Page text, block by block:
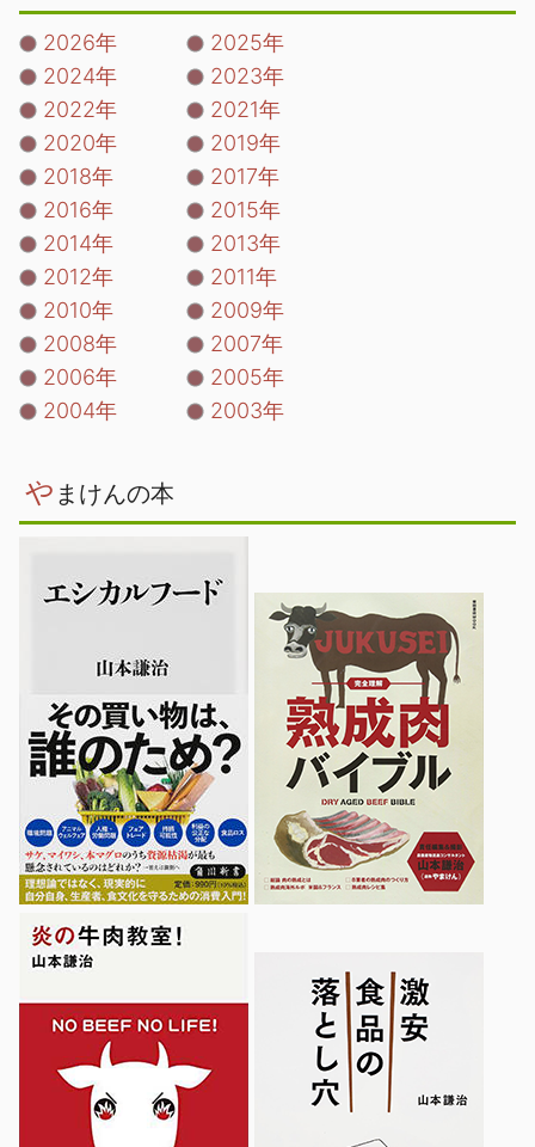
2026年
2025年
2024年
2023年
2022年
2021年
2020年
2019年
2018年
2017年
2016年
2015年
2014年
2013年
2012年
2011年
2010年
2009年
2008年
2007年
2006年
2005年
2004年
2003年
や まけんの本